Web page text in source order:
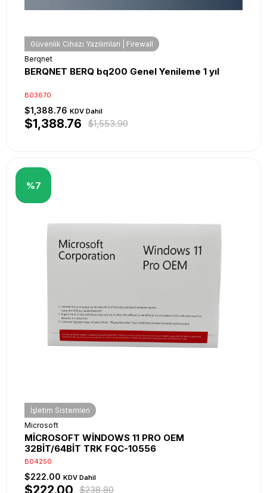
Güvenlik Cihazı Yazılımları | Firewall
Berqnet
BERQNET BERQ bq200 Genel Yenileme 1 yıl
B03670
$1,388.76 KDV Dahil
$1,388.76 $1,553.90
İşletim Sistemleri
Microsoft
MİCROSOFT WİNDOWS 11 PRO OEM
32BİT/64BİT TRK FQC-10556
B04250
$222.00 KDV Dahil
$222.00 $238.80
%7